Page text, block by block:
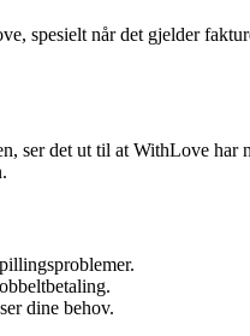
spesielt når det gjelder
ser det ut til at WithLove
dine behov.